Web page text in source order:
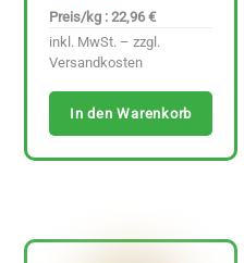
Preis/kg : 22,96 €
inkl. MwSt. – zzgl.
Versandkosten
In den Warenkorb